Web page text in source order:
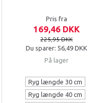
Pris fra
169,46 DKK
225,95 DKK
Du sparer: 56,49 DKK
På lager
Ryg længde 30 cm
Ryg længde 40 cm